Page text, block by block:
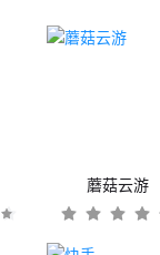
蘑菇云游